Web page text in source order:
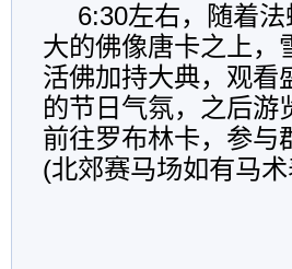
6:30左右，随着
大的佛像唐卡之上，
活佛加持大典，观看
的节日气氛，之后游
前往罗布林卡，参与
(北郊赛马场如有马